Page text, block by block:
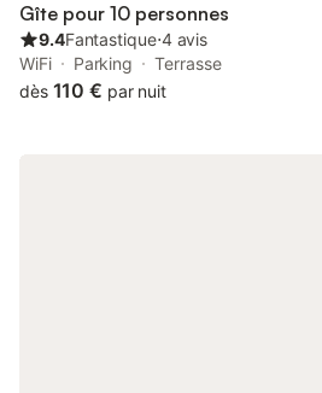
Gîte pour 10 personnes
9.4Fantastique⋅4 avis
WiFi
Parking
Terrasse
dès 110 € par nuit